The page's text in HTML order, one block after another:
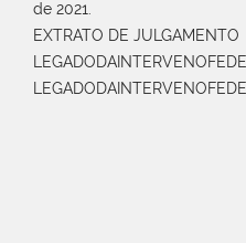
de 2021.
EXTRATO DE JULGAMENTO